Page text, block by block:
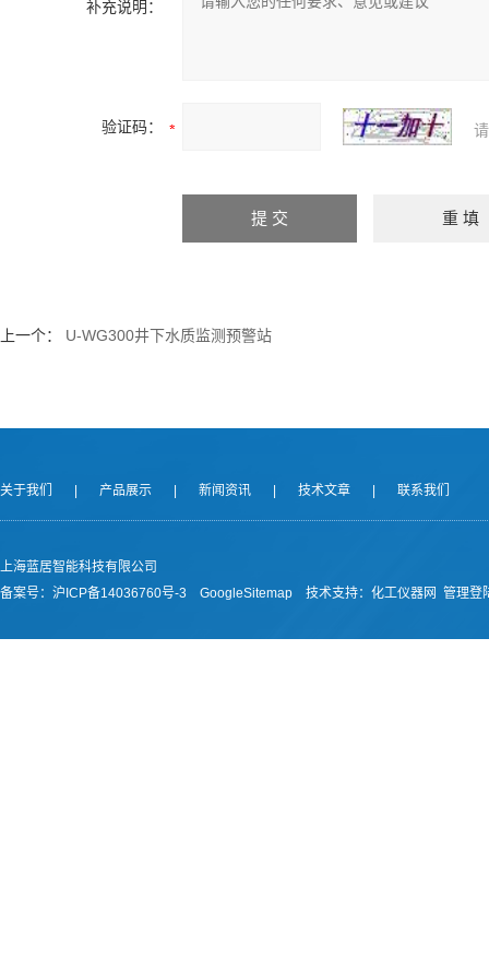
补充说明：
验证码：
上一个： U-WG300井下水质监测预警站
关于我们 产品展示 新闻资讯 技术文章 联系我们
上海蓝居智能科技有限公司
备案号： 沪ICP备14036760号-3 GoogleSitemap 技术支持： 化工仪器网 管理登